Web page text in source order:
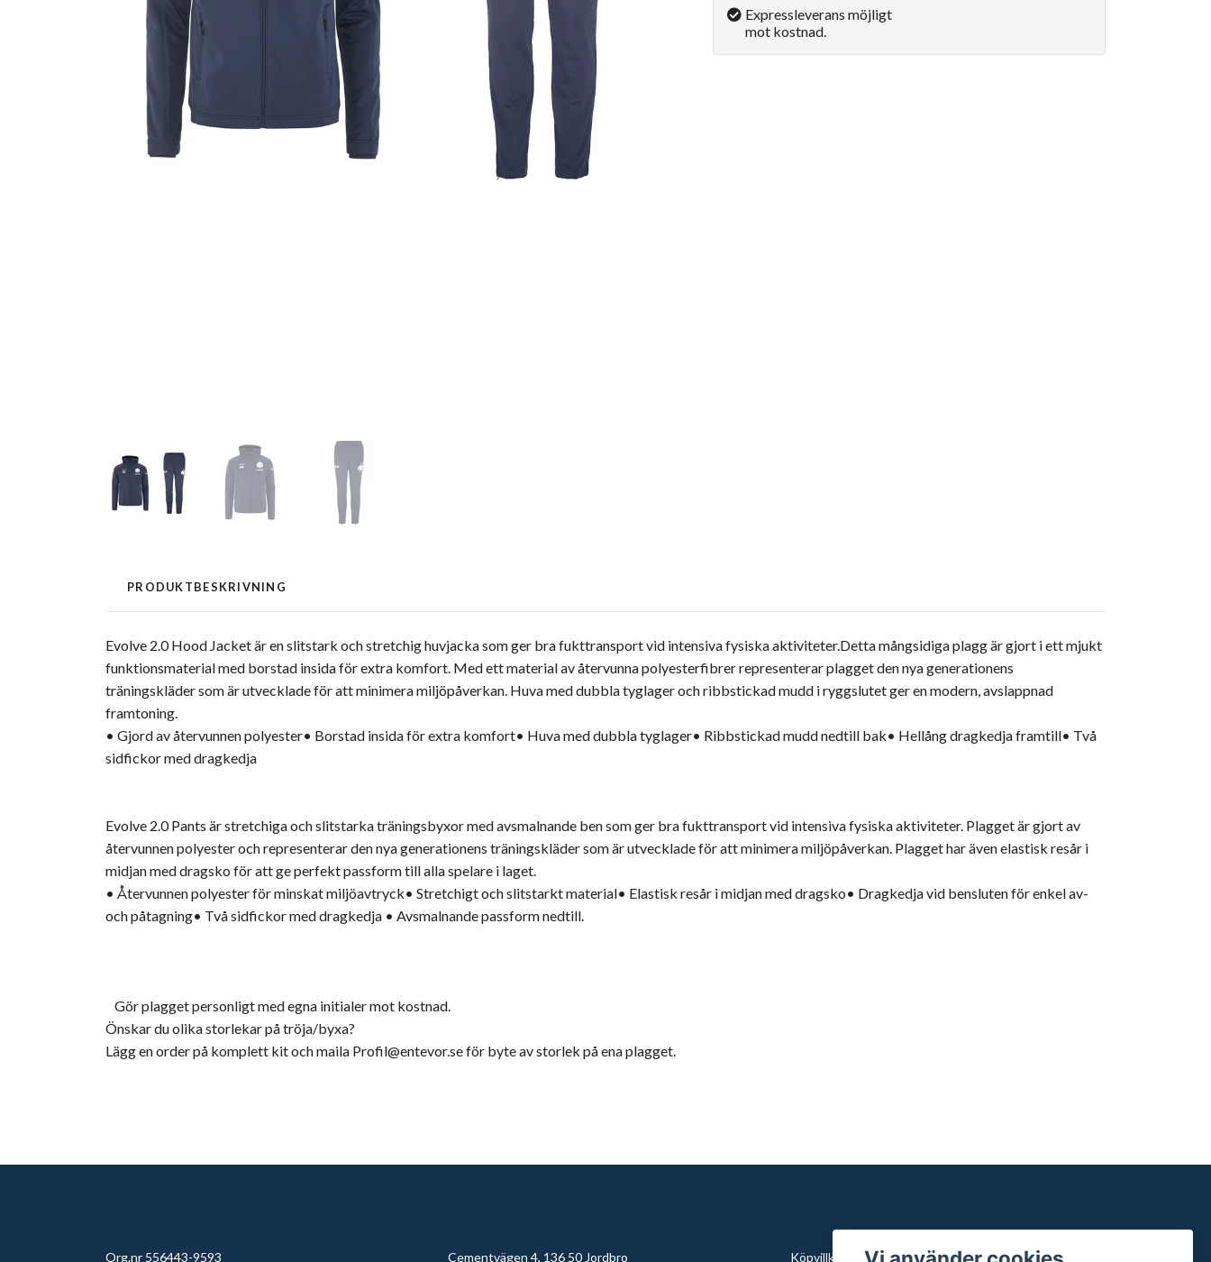
Expressleverans möjligt
mot kostnad.
PRODUKTBESKRIVNING
Evolve 2.0 Hood Jacket är en slitstark och stretchig huvjacka som ger bra fukttransport vid intensiva fysiska aktiviteter.Detta mångsidiga plagg är gjort i ett mjukt
funktionsmaterial med borstad insida för extra komfort. Med ett material av återvunna polyesterfibrer representerar plagget den nya generationens
träningskläder som är utvecklade för att minimera miljöpåverkan. Huva med dubbla tyglager och ribbstickad mudd i ryggslutet ger en modern, avslappnad
framtoning.
• Gjord av återvunnen polyester• Borstad insida för extra komfort• Huva med dubbla tyglager• Ribbstickad mudd nedtill bak• Hellång dragkedja framtill• Två
sidfickor med dragkedja
Evolve 2.0 Pants är stretchiga och slitstarka träningsbyxor med avsmalnande ben som ger bra fukttransport vid intensiva fysiska aktiviteter. Plagget är gjort av
återvunnen polyester och representerar den nya generationens träningskläder som är utvecklade för att minimera miljöpåverkan. Plagget har även elastisk resår i
midjan med dragsko för att ge perfekt passform till alla spelare i laget.
• Återvunnen polyester för minskat miljöavtryck• Stretchigt och slitstarkt material• Elastisk resår i midjan med dragsko• Dragkedja vid bensluten för enkel av-
och påtagning• Två sidfickor med dragkedja • Avsmalnande passform nedtill.
Gör plagget personligt med egna initialer mot kostnad.
Önskar du olika storlekar på tröja/byxa?
Lägg en order på komplett kit och maila Profil@entevor.seför byte av storlek på ena plagget.
Org.nr 556443-9593 Cementvägen 4, 136 50 Jordbro Köpvillkor